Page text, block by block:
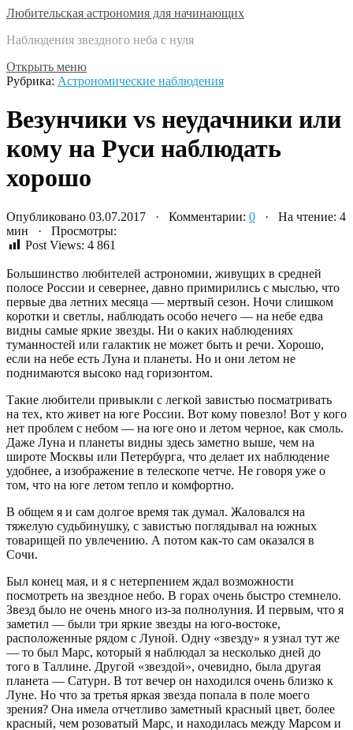
Любительская астрономия для начинающих
Наблюдения звездного неба с нуля
Открыть меню
Рубрика: Астрономические наблюдения
Везунчики vs неудачники или
кому на Руси наблюдать
хорошо
Опубликовано 03.07.2017 · Комментарии: 0 · На чтение: 4
мин · Просмотры:
Post Views: 4 861
Большинство любителей астрономии, живущих в средней
полосе России и севернее, давно примирились с мыслью, что
первые два летних месяца — мертвый сезон. Ночи слишком
коротки и светлы, наблюдать особо нечего — на небе едва
видны самые яркие звезды. Ни о каких наблюдениях
туманностей или галактик не может быть и речи. Хорошо,
если на небе есть Луна и планеты. Но и они летом не
поднимаются высоко над горизонтом.
Такие любители привыкли с легкой завистью посматривать
на тех, кто живет на юге России. Вот кому повезло! Вот у кого
нет проблем с небом — на юге оно и летом черное, как смоль.
Даже Луна и планеты видны здесь заметно выше, чем на
широте Москвы или Петербурга, что делает их наблюдение
удобнее, а изображение в телескопе четче. Не говоря уже о
том, что на юге летом тепло и комфортно.
В общем я и сам долгое время так думал. Жаловался на
тяжелую судьбинушку, с завистью поглядывал на южных
товарищей по увлечению. А потом как-то сам оказался в
Сочи.
Был конец мая, и я с нетерпением ждал возможности
посмотреть на звездное небо. В горах очень быстро стемнело.
Звезд было не очень много из-за полнолуния. И первым, что я
заметил — были три яркие звезды на юго-востоке,
расположенные рядом с Луной. Одну «звезду» я узнал тут же
— то был Марс, который я наблюдал за несколько дней до
того в Таллине. Другой «звездой», очевидно, была другая
планета — Сатурн. В тот вечер он находился очень близко к
Луне. Но что за третья яркая звезда попала в поле моего
зрения? Она имела отчетливо заметный красный цвет, более
красный, чем розоватый Марс, и находилась между Марсом и